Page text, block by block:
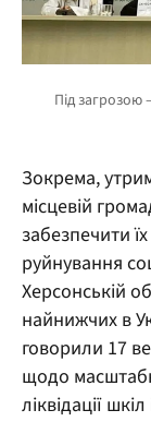
Зокрема,
місцевій
забезпечити
руйнування
Херсонській
найнижчих в
говорили 17
щодо
ліквідації